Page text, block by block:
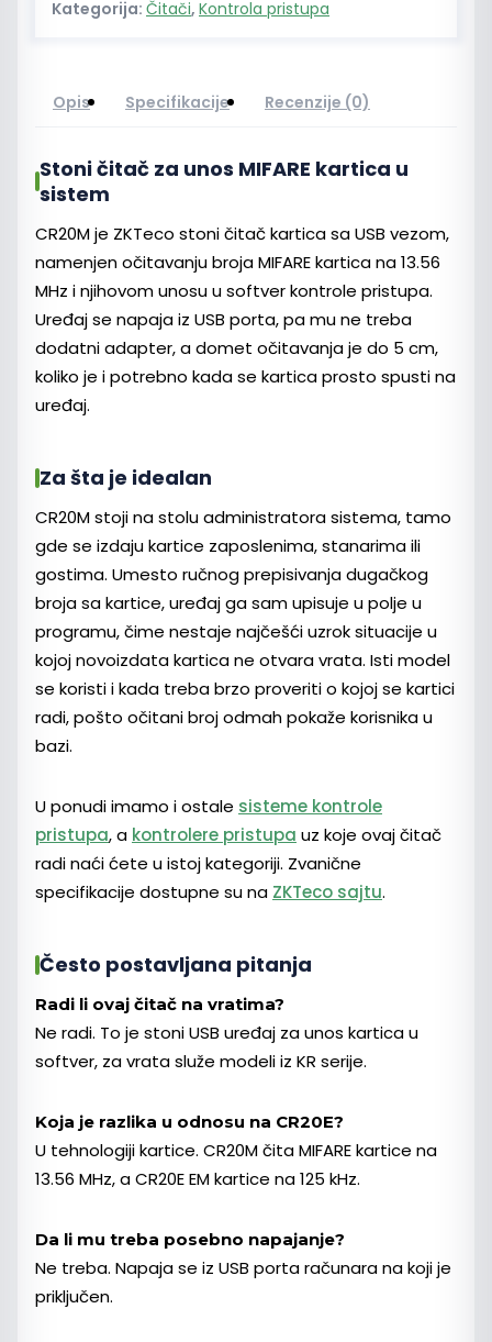
MHz
Kategorija: Čitači, Kontrola pristupa
Opis Specifikacije Recenzije (0)
Stoni čitač za unos MIFARE kartica u
sistem
CR20M je ZKTeco stoni čitač kartica sa USB vezom,
namenjen očitavanju broja MIFARE kartica na 13.56
MHz i njihovom unosu u softver kontrole pristupa.
Uređaj se napaja iz USB porta, pa mu ne treba
dodatni adapter, a domet očitavanja je do 5 cm,
koliko je i potrebno kada se kartica prosto spusti na
uređaj.
Za šta je idealan
CR20M stoji na stolu administratora sistema, tamo
gde se izdaju kartice zaposlenima, stanarima ili
gostima. Umesto ručnog prepisivanja dugačkog
broja sa kartice, uređaj ga sam upisuje u polje u
programu, čime nestaje najčešći uzrok situacije u
kojoj novoizdata kartica ne otvara vrata. Isti model
se koristi i kada treba brzo proveriti o kojoj se kartici
radi, pošto očitani broj odmah pokaže korisnika u
bazi.
U ponudi imamo i ostale sisteme kontrole
pristupa, a kontrolere pristupa uz koje ovaj čitač
radi naći ćete u istoj kategoriji. Zvanične
specifikacije dostupne su na ZKTeco sajtu.
Često postavljana pitanja
Radi li ovaj čitač na vratima?
Ne radi. To je stoni USB uređaj za unos kartica u
softver, za vrata služe modeli iz KR serije.
Koja je razlika u odnosu na CR20E?
U tehnologiji kartice. CR20M čita MIFARE kartice na
13.56 MHz, a CR20E EM kartice na 125 kHz.
Da li mu treba posebno napajanje?
Ne treba. Napaja se iz USB porta računara na koji je
priključen.